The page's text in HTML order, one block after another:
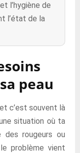
l’hygiène de
l’état de la
peau
c’est souvent là
situation où ta
des rougeurs ou
problème vient